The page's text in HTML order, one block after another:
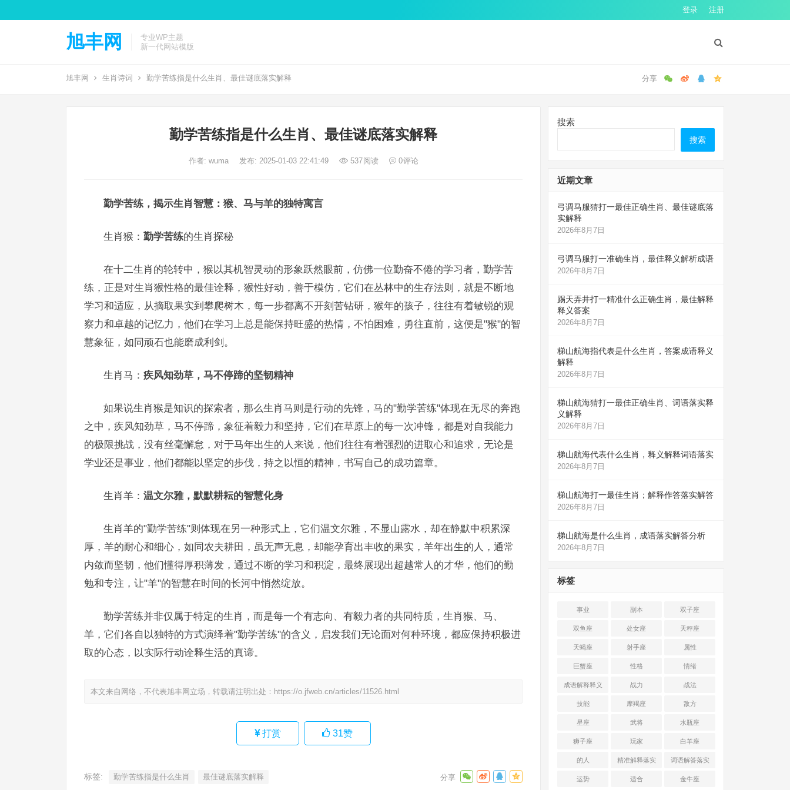
登录 注册
旭丰网
专业WP主题
新一代网站模版
旭丰网 生肖诗词 勤学苦练指是什么生肖、最佳谜底落实解释
勤学苦练指是什么生肖、最佳谜底落实解释
作者: wuma 发布: 2025-01-03 22:41:49 537阅读 0评论
勤学苦练，揭示生肖智慧：猴、马与羊的独特寓言
生肖猴： 勤学苦练的生肖探秘
在十二生肖的轮转中，猴以其机智灵动的形象跃然眼前，仿佛一位勤奋不倦的学习者，勤学苦
练，正是对生肖猴性格的最佳诠释，猴性好动，善于模仿，它们在丛林中的生存法则，就是不断地
学习和适应，从摘取果实到攀爬树木，每一步都离不开刻苦钻研，猴年的孩子，往往有着敏锐的观
察力和卓越的记忆力，他们在学习上总是能保持旺盛的热情，不怕困难，勇往直前，这便是"猴"的智
慧象征，如同顽石也能磨成利剑。
生肖马： 疾风知劲草，马不停蹄的坚韧精神
如果说生肖猴是知识的探索者，那么生肖马则是行动的先锋，马的"勤学苦练"体现在无尽的奔跑
之中，疾风知劲草，马不停蹄，象征着毅力和坚持，它们在草原上的每一次冲锋，都是对自我能力
的极限挑战，没有丝毫懈怠，对于马年出生的人来说，他们往往有着强烈的进取心和追求，无论是
学业还是事业，他们都能以坚定的步伐，持之以恒的精神，书写自己的成功篇章。
生肖羊： 温文尔雅，默默耕耘的智慧化身
生肖羊的"勤学苦练"则体现在另一种形式上，它们温文尔雅，不显山露水，却在静默中积累深
厚，羊的耐心和细心，如同农夫耕田，虽无声无息，却能孕育出丰收的果实，羊年出生的人，通常
内敛而坚韧，他们懂得厚积薄发，通过不断的学习和积淀，最终展现出超越常人的才华，他们的勤
勉和专注，让"羊"的智慧在时间的长河中悄然绽放。
勤学苦练并非仅属于特定的生肖，而是每一个有志向、有毅力者的共同特质，生肖猴、马、
羊，它们各自以独特的方式演绎着"勤学苦练"的含义，启发我们无论面对何种环境，都应保持积极进
取的心态，以实际行动诠释生活的真谛。
本文来自网络，不代表旭丰网立场，转载请注明出处： https://o.jfweb.cn/articles/11526.html
打赏 31赞
标签: 勤学苦练指是什么生肖 最佳谜底落实解释
搜索
搜索
近期文章
弓调马服猜打一最佳正确生肖、最佳谜底落
实解释
2026年8月7日
弓调马服打一准确生肖，最佳释义解析成语
2026年8月7日
踢天弄井打一精准什么正确生肖，最佳解释
释义答案
2026年8月7日
梯山航海指代表是什么生肖，答案成语释义
解释
2026年8月7日
梯山航海猜打一最佳正确生肖、词语落实释
义解释
2026年8月7日
梯山航海代表什么生肖，释义解释词语落实
2026年8月7日
梯山航海打一最佳生肖；解释作答落实解答
2026年8月7日
梯山航海是什么生肖，成语落实解答分析
2026年8月7日
标签
事业 副本 双子座
双鱼座 处女座 天秤座
天蝎座 射手座 属性
巨蟹座 性格 情绪
成语解释释义 战力 战法
技能 摩羯座 敌方
星座 武将 水瓶座
狮子座 玩家 白羊座
的人 精准解释落实 词语解答落实
运势 适合 金牛座